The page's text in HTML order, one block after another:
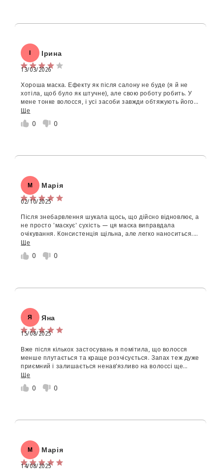
Ім'я *
Email
Додайте деталей до відгуку щоб отримати знижку
(Можна завантажити файли gif, jpg, png до 5 МБ)
І Ірина
13/03/2026
Хороша маска. Ефекту як після салону не буде (я й не
хотіла, щоб було як штучне), але свою роботу робить. У
мене тонке волосся, і усі засоби завжди обтяжують його ,
але ця маска не обтяжує. Волосся легке, добре
розчесується, виглядає живо. Мені подарували шампунь і
кондиціонер для фарбованого волосся insight, я докупила
Ще
0 0
М Марія
02/10/2025
Після знебарвлення шукала щось, що дійсно відновлює, а
не просто 'маскує' сухість — ця маска виправдала
очікування. Консистенція щільна, але легко наноситься.
Залишаю на 10–15 хв, і волосся потім просто неймовірне:
блискуче, гладке, без пухнастості. З кожним
застосуванням стає дедалі здоровішим на вигляд. Супер
Ще
0 0
Я Яна
15/08/2025
Вже після кількох застосувань я помітила, що волосся
менше плутається та краще розчісується. Запах теж дуже
приємний і залишається ненав’язливо на волоссі ще
деякий час.
Ще
0 0
М Марія
14/08/2025